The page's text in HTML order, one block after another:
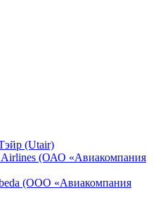
(Utair)
Airlines (ОАО «Авиакомпания
(ООО «Авиакомпания